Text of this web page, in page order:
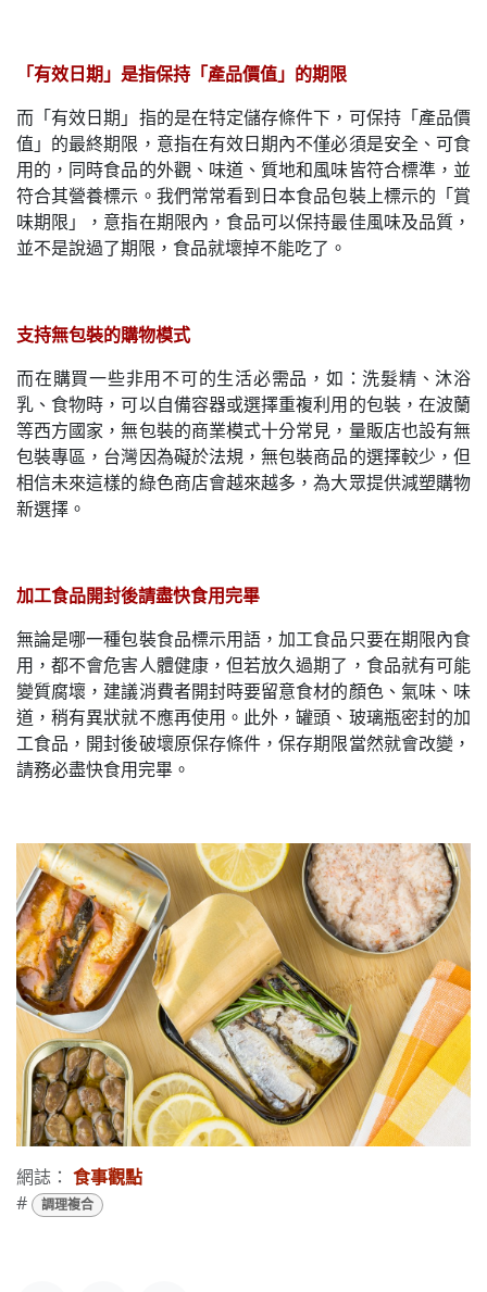
「有效日期」是指保持「產品價值」的期限
而「有效日期」指的是在特定儲存條件下，可保持「產品價
值」的最終期限，意指在有效日期內不僅必須是安全、可食
用的，同時食品的外觀、味道、質地和風味皆符合標準，並
符合其營養標示。我們常常看到日本食品包裝上標示的「賞
味期限」，意指在期限內，食品可以保持最佳風味及品質，
並不是說過了期限，食品就壞掉不能吃了。
支持無包裝的購物模式
而在購買一些非用不可的生活必需品，如：洗髮精、沐浴
乳、食物時，可以自備容器或選擇重複利用的包裝，在波蘭
等西方國家，無包裝的商業模式十分常見，量販店也設有無
包裝專區，台灣因為礙於法規，無包裝商品的選擇較少，但
相信未來這樣的綠色商店會越來越多，為大眾提供減塑購物
新選擇。
加工食品開封後請盡快食用完畢
無論是哪一種包裝食品標示用語，加工食品只要在期限內食
用，都不會危害人體健康，但若放久過期了，食品就有可能
變質腐壞，建議消費者開封時要留意食材的顏色、氣味、味
道，稍有異狀就不應再使用。此外，罐頭、玻璃瓶密封的加
工食品，開封後破壞原保存條件，保存期限當然就會改變，
請務必盡快食用完畢。
網誌： 食事觀點
#
調理複合